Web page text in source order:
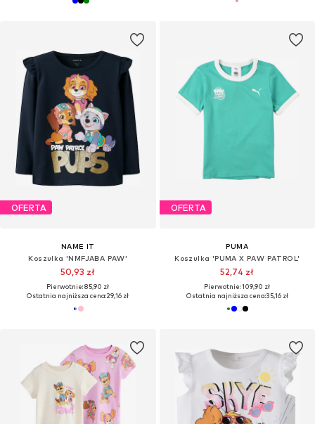
OFERTA
NAME IT
Koszulka 'NMFJABA PAW'
50,93 zł
Pierwotnie: 85,90 zł
Ostatnia najniższa cena:29,16 zł
OFERTA
PUMA
Koszulka 'PUMA X PAW PATROL'
52,74 zł
Pierwotnie: 109,90 zł
Ostatnia najniższa cena:35,16 zł